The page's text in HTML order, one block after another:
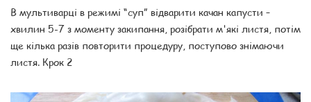
В мультиварці в режимі “суп” відварити качан капусти –
хвилин 5-7 з моменту закипання, розібрати м'які листя, потім
ще кілька разів повторити процедуру, поступово знімаючи
листя. Крок 2